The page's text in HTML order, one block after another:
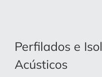
Perfilados e
Acústicos